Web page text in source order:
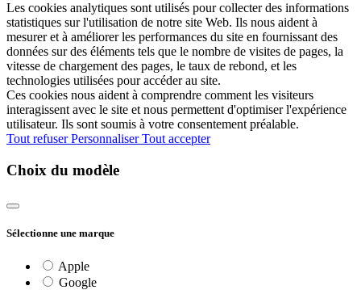
Les cookies analytiques sont utilisés pour collecter des informations
statistiques sur l'utilisation de notre site Web. Ils nous aident à
mesurer et à améliorer les performances du site en fournissant des
données sur des éléments tels que le nombre de visites de pages, la
vitesse de chargement des pages, le taux de rebond, et les
technologies utilisées pour accéder au site.
Ces cookies nous aident à comprendre comment les visiteurs
interagissent avec le site et nous permettent d'optimiser l'expérience
utilisateur. Ils sont soumis à votre consentement préalable.
Tout refuserPersonnaliserTout accepter
Choix du modèle
Sélectionne une marque
Apple
Google